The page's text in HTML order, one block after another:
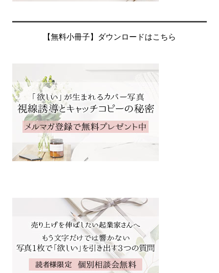
【無料小冊子】ダウンロードはこちら